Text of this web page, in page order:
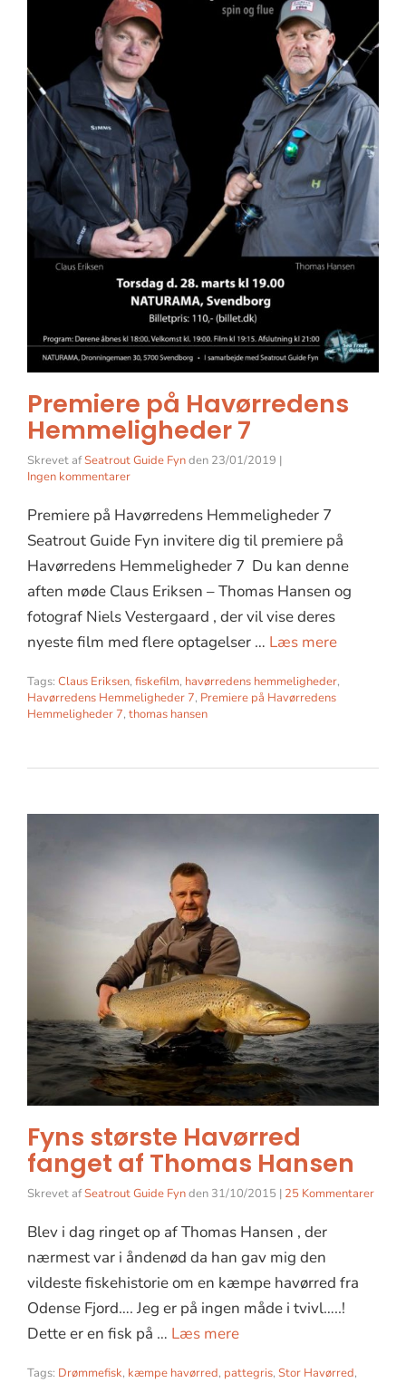
Premiere på Havørredens
Hemmeligheder 7
Skrevet afSeatrout Guide Fynden 23/01/2019 |
Ingen kommentarer
Premiere på Havørredens Hemmeligheder 7
Seatrout Guide Fyn invitere dig til premiere på
Havørredens Hemmeligheder 7 Du kan denne
aften møde Claus Eriksen – Thomas Hansen og
fotograf Niels Vestergaard , der vil vise deres
nyeste film med flere optagelser … Læs mere
Tags: Claus Eriksen, fiskefilm, havørredens hemmeligheder,
Havørredens Hemmeligheder 7, Premiere på Havørredens
Hemmeligheder 7, thomas hansen
Fyns største Havørred
fanget af Thomas Hansen
Skrevet afSeatrout Guide Fynden 31/10/2015 | 25 Kommentarer
Blev i dag ringet op af Thomas Hansen , der
nærmest var i åndenød da han gav mig den
vildeste fiskehistorie om en kæmpe havørred fra
Odense Fjord…. Jeg er på ingen måde i tvivl…..!
Dette er en fisk på … Læs mere
Tags: Drømmefisk, kæmpe havørred, pattegris, Stor Havørred,